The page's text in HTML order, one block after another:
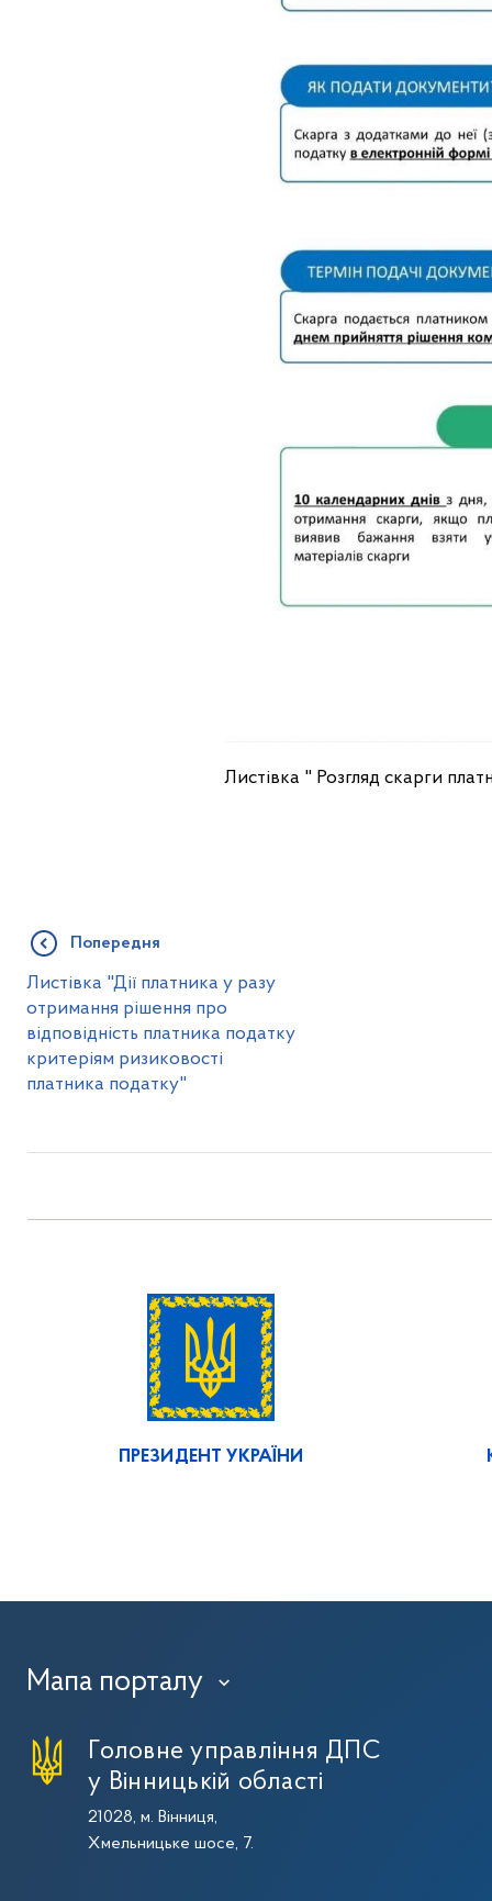
Листівка " Розгляд скарги
Попередня
Листівка "Дії платника у разу
отримання рішення про
відповідність платника податку
критеріям ризиковості
платника податку"
ПРЕЗИДЕНТ УКРАЇНИ
Мапа порталу ›
Головне управління ДПС
у Вінницькій області
21028, м. Вінниця,
Хмельницьке шосе, 7.